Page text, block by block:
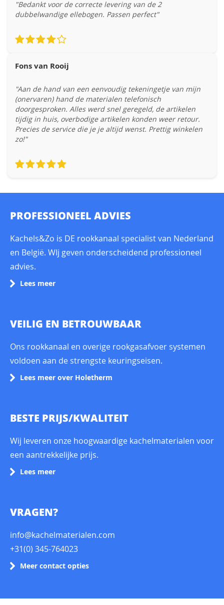
"Bedankt voor de correcte levering van de 2
dubbelwandige ellebogen. Passen perfect"
Fons van Rooij
"Aan de hand van een eenvoudig tekeningetje van mijn
(onervaren) hand de materialen telefonisch
doorgesproken. Alles werd snel geregeld, de artikelen
tijdig in huis, overbodige artikelen konden weer retour.
Precies de service die je je altijd wenst. Prettig winkelen
zo!"
PROFESSIONEEL ADVIES
Kachels&Zo is DE rookkanaal specialist van Nederland
en België. WIj geven onderscheidend professioneel
advies.
Lees meer
VEILIG EN BETROUWBAAR
Ons rookkanaal en overige rookgasafvoer systemen
voldoen aan de strengste keuringseisen.
Lees meer over Holetherm
BESTE PRIJS/KWALITEIT
Wij leveren onze hoogwaardige kachelmaterialen voor
een aantrekkelijke prijs.
Lees meer
VRAGEN?
info@kachelmaterialen.com
+31(0) 345-764023
Meer contact opties